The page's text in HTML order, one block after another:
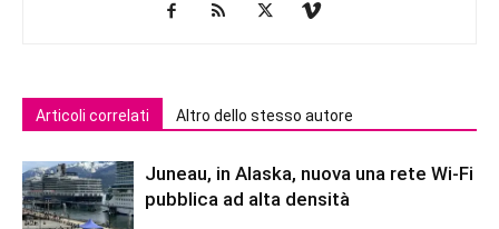
Articoli correlati Altro dello stesso autore
Juneau, in Alaska, nuova una rete Wi-Fi
pubblica ad alta densità